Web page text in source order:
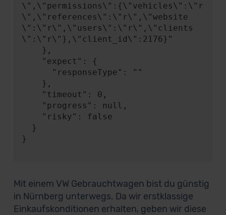
\",\"permissions\":{\"vehicles\":\"r
\",\"references\":\"r\",\"website
\":\"r\",\"users\":\"r\",\"clients
\":\"r\"},\"client_id\":2176}"
}
Mit einem VW Gebrauchtwagen bist du günstig
in Nürnberg unterwegs. Da wir erstklassige
Einkaufskonditionen erhalten, geben wir diese